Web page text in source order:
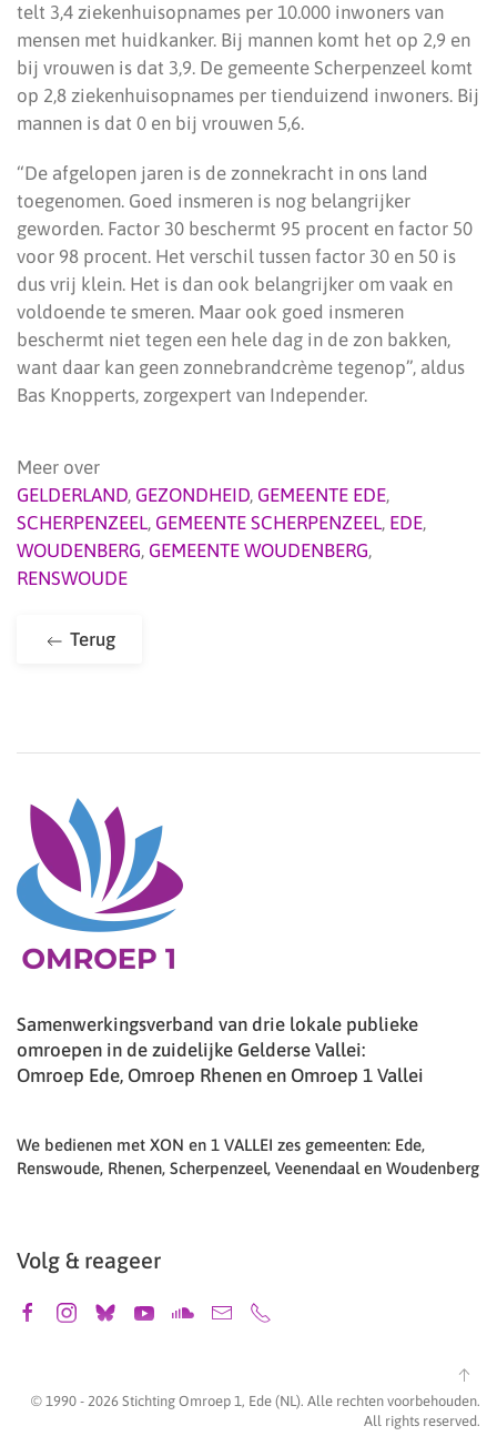
telt 3,4 ziekenhuisopnames per 10.000 inwoners van
mensen met huidkanker. Bij mannen komt het op 2,9 en
bij vrouwen is dat 3,9. De gemeente Scherpenzeel komt
op 2,8 ziekenhuisopnames per tienduizend inwoners. Bij
mannen is dat 0 en bij vrouwen 5,6.
“De afgelopen jaren is de zonnekracht in ons land
toegenomen. Goed insmeren is nog belangrijker
geworden. Factor 30 beschermt 95 procent en factor 50
voor 98 procent. Het verschil tussen factor 30 en 50 is
dus vrij klein. Het is dan ook belangrijker om vaak en
voldoende te smeren. Maar ook goed insmeren
beschermt niet tegen een hele dag in de zon bakken,
want daar kan geen zonnebrandcrème tegenop”, aldus
Bas Knopperts, zorgexpert van Independer.
Meer over
GELDERLAND, GEZONDHEID, GEMEENTE EDE,
SCHERPENZEEL, GEMEENTE SCHERPENZEEL, EDE,
WOUDENBERG, GEMEENTE WOUDENBERG,
RENSWOUDE
Terug
Samenwerkingsverband van drie lokale publieke
omroepen in de zuidelijke Gelderse Vallei:
Omroep Ede, Omroep Rhenen en Omroep 1 Vallei
We bedienen met XON en 1 VALLEI zes gemeenten: Ede,
Renswoude, Rhenen, Scherpenzeel, Veenendaal en Woudenberg
Volg & reageer
© 1990 - 2026 Stichting Omroep 1, Ede (NL). Alle rechten voorbehouden.
All rights reserved.